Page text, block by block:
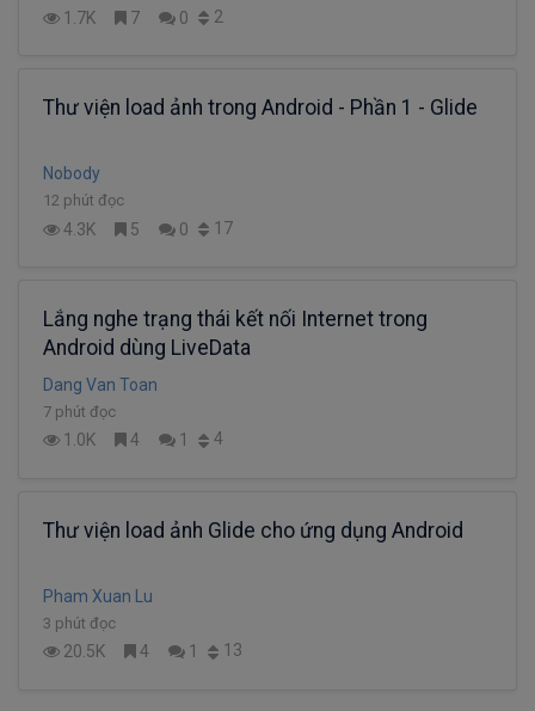
1.7K 7 0 2
Thư viện load ảnh trong Android - Phần 1 - Glide
Nobody
12 phút đọc
4.3K 5 0 17
Lắng nghe trạng thái kết nối Internet trong
Android dùng LiveData
Dang Van Toan
7 phút đọc
1.0K 4 1 4
Thư viện load ảnh Glide cho ứng dụng Android
Pham Xuan Lu
3 phút đọc
20.5K 4 1 13